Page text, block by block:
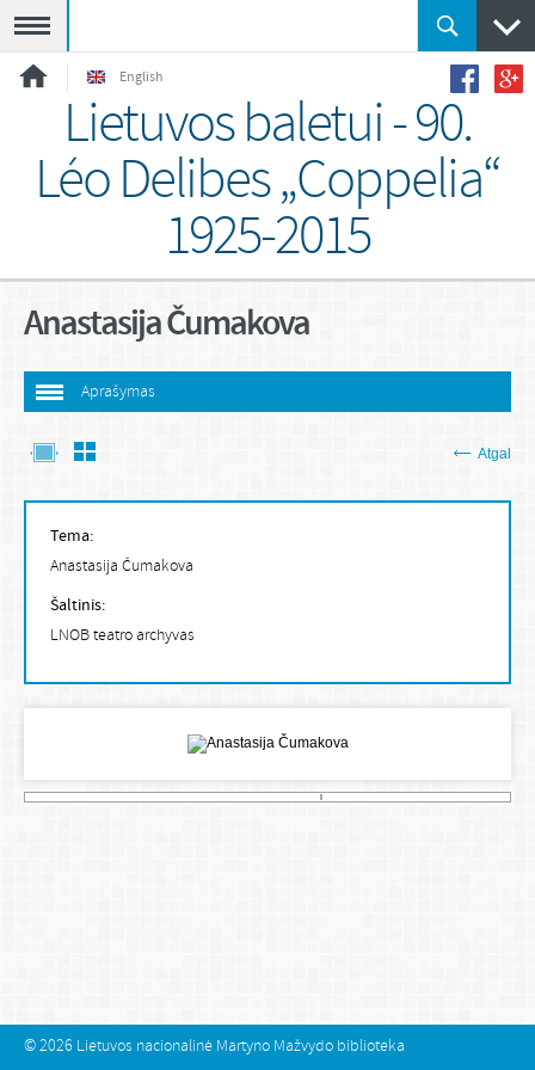
English
Lietuvos baletui - 90.
Léo Delibes „Coppelia“
1925-2015
Anastasija Čumakova
Aprašymas
Atgal
Tema:
Anastasija Čumakova
Šaltinis:
LNOB teatro archyvas
© 2026 Lietuvos nacionalinė Martyno Mažvydo biblioteka